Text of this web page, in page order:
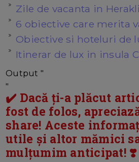
Zile de vacanta in
6 obiective care merita
Obiective si hoteluri de
Itinerar de lux in insula
Output "
"
✔️ Dacă ți-a plăcut
fost de folos,
share! Aceste
utile și altor mămici
mulțumim anticipat! ❣️